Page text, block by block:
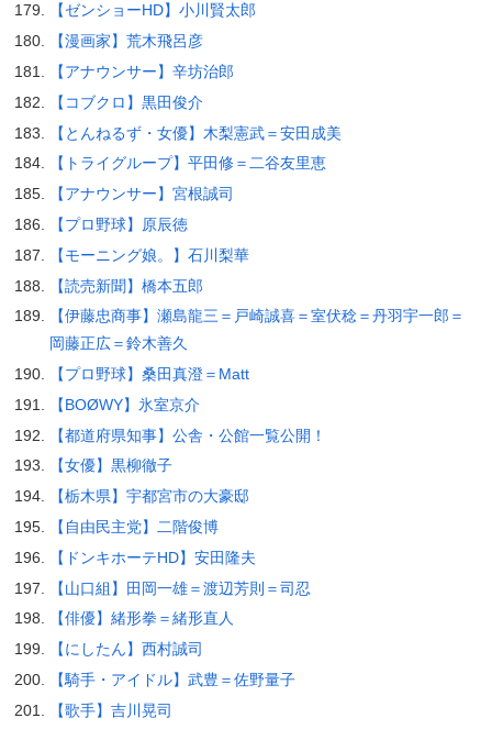
【ゼンショーHD】小川賢太郎
【漫画家】荒木飛呂彦
【アナウンサー】辛坊治郎
【コブクロ】黒田俊介
【とんねるず・女優】木梨憲武＝安田成美
【トライグループ】平田修＝二谷友里恵
【アナウンサー】宮根誠司
【プロ野球】原辰徳
【モーニング娘。】石川梨華
【読売新聞】橋本五郎
【伊藤忠商事】瀬島龍三＝戸崎誠喜＝室伏稔＝丹羽宇一郎＝
岡藤正広＝鈴木善久
【プロ野球】桑田真澄＝Matt
【BOØWY】氷室京介
【都道府県知事】公舎・公館一覧公開！
【女優】黒柳徹子
【栃木県】宇都宮市の大豪邸
【自由民主党】二階俊博
【ドンキホーテHD】安田隆夫
【山口組】田岡一雄＝渡辺芳則＝司忍
【俳優】緒形拳＝緒形直人
【にしたん】西村誠司
【騎手・アイドル】武豊＝佐野量子
【歌手】吉川晃司